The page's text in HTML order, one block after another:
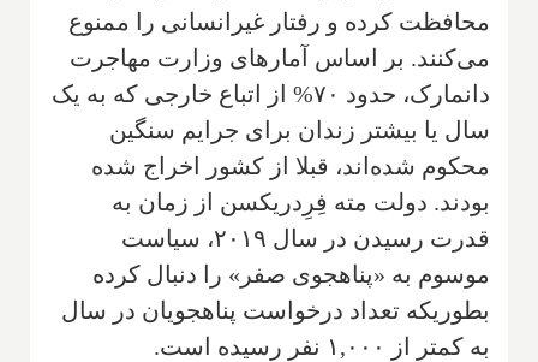
محافظت کرده و رفتار غیرانسانی را ممنوع
می‌کنند. بر اساس آمارهای وزارت مهاجرت
دانمارک، حدود ۷۰% از اتباع خارجی که به یک
سال یا بیشتر زندان برای جرایم سنگین
محکوم شده‌اند، قبلا از کشور اخراج شده
بودند. دولت مته فِرِدریکسن از زمان به
قدرت رسیدن در سال ۲۰۱۹، سیاست
موسوم به «پناهجوی صفر» را دنبال کرده
بطوریکه تعداد درخواست پناهجویان در سال
به کمتر از ۱,۰۰۰ نفر رسیده است.